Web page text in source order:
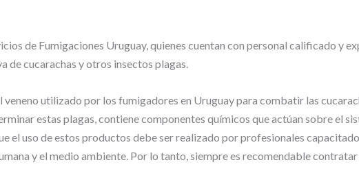
de Fumigaciones Uruguay, quienes cuentan con personal calificado y
de cucarachas y otros insectos plagas.
veneno utilizado por los fumigadores en Uruguay para combatir las
estas plagas, contiene componentes químicos que actúan sobre el
el uso de estos productos debe ser realizado por profesionales
y el medio ambiente. Por lo tanto, siempre es recomendable